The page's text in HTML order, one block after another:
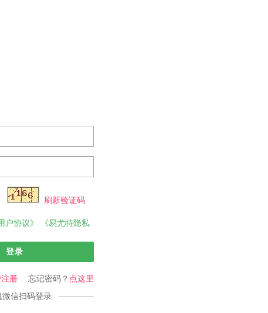
刷新验证码
户协议》
《易尤特隐私
册 忘记密码？ 点这里
微信扫码登录